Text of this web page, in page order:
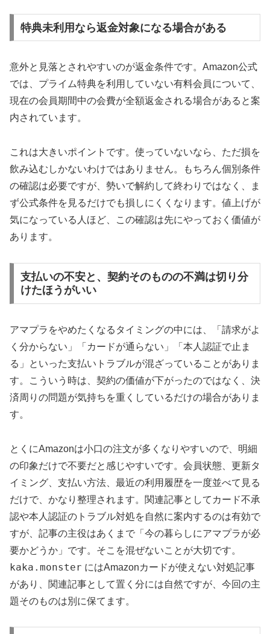
特典未利用なら返金対象になる場合がある
意外と見落とされやすいのが返金条件です。Amazon公式
では、プライム特典を利用していない有料会員について、
現在の会員期間中の会費が全額返金される場合があると案
内されています。
これは大きいポイントです。使っていないなら、ただ損を
飲み込むしかないわけではありません。もちろん個別条件
の確認は必要ですが、勢いで解約して終わりではなく、ま
ず公式条件を見るだけでも損しにくくなります。値上げが
気になっている人ほど、この確認は先にやっておく価値が
あります。
支払いの不安と、契約そのものの不満は切り分
けたほうがいい
アマプラをやめたくなるタイミングの中には、「請求がよ
く分からない」「カードが通らない」「本人認証で止ま
る」といった支払いトラブルが混ざっていることがありま
す。こういう時は、契約の価値が下がったのではなく、決
済周りの問題が気持ちを重くしているだけの場合がありま
す。
とくにAmazonは小口の注文が多くなりやすいので、明細
の印象だけで不要だと感じやすいです。会員状態、更新タ
イミング、支払い方法、最近の利用履歴を一度並べて見る
だけで、かなり整理されます。関連記事としてカード不承
認や本人認証のトラブル対処を自然に案内するのは有効で
すが、記事の主役はあくまで「今の暮らしにアマプラが必
要かどうか」です。そこを混ぜないことが大切です。
kaka.monster にはAmazonカードが使えない対処記事
があり、関連記事として置く分には自然ですが、今回の主
題そのものは別に保てます。